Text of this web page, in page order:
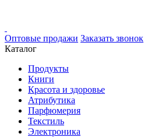
Оптовые продажи Заказать звонок
Каталог
Продукты
Книги
Красота и здоровье
Атрибутика
Парфюмерия
Текстиль
Электроника